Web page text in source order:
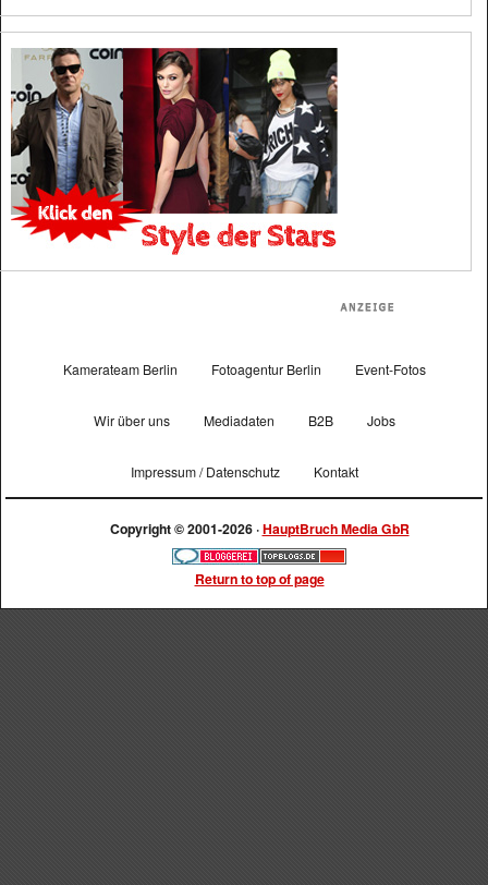
Kamerateam Berlin Fotoagentur Berlin Event-Fotos
Wir über uns Mediadaten B2B Jobs
Impressum / Datenschutz Kontakt
Copyright © 2001-2026 ·HauptBruch Media GbR
Return to top of page